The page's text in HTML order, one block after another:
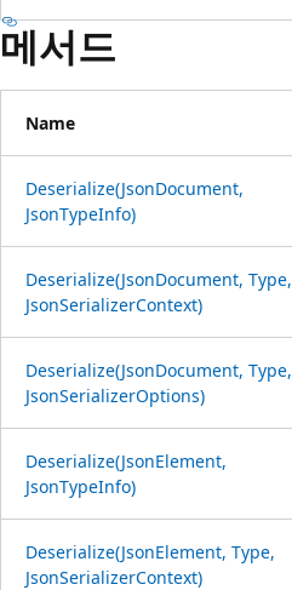
메서드
Name
Deserialize(JsonDocument,
JsonTypeInfo)
Deserialize(JsonDocument, Type,
JsonSerializerContext)
Deserialize(JsonDocument, Type,
JsonSerializerOptions)
Deserialize(JsonElement,
JsonTypeInfo)
Deserialize(JsonElement, Type,
JsonSerializerContext)